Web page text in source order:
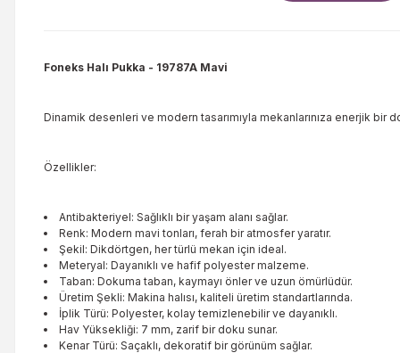
Foneks Halı Pukka - 19787A Mavi
Dinamik desenleri ve modern tasarımıyla mekanlarınıza enerjik bir
Özellikler:
Antibakteriyel: Sağlıklı bir yaşam alanı sağlar.
Renk: Modern mavi tonları, ferah bir atmosfer yaratır.
Şekil: Dikdörtgen, her türlü mekan için ideal.
Meteryal: Dayanıklı ve hafif polyester malzeme.
Taban: Dokuma taban, kaymayı önler ve uzun ömürlüdür.
Üretim Şekli: Makina halısı, kaliteli üretim standartlarında.
İplik Türü: Polyester, kolay temizlenebilir ve dayanıklı.
Hav Yüksekliği: 7 mm, zarif bir doku sunar.
Kenar Türü: Saçaklı, dekoratif bir görünüm sağlar.